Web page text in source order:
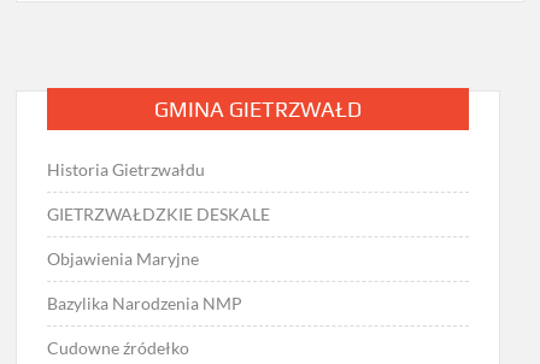
GMINA GIETRZWAŁD
Historia Gietrzwałdu
GIETRZWAŁDZKIE DESKALE
Objawienia Maryjne
Bazylika Narodzenia NMP
Cudowne źródełko